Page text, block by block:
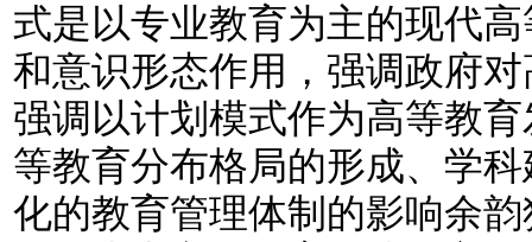
式是以专业教育为主的现代
和意识形态作用，强调政府
强调以计划模式作为高等教
等教育分布格局的形成、学
化的教育管理体制的影响余